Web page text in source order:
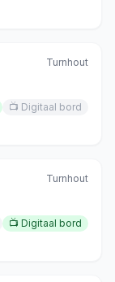
Turnhout
📺 Digitaal bord
Turnhout
📺 Digitaal bord